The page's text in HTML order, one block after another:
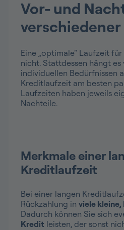
Vor- und
Eine „optimale“ Laufzeit
nicht. Stattdessen hängt es
individuellen Bedürfnissen
Kreditlaufzeit am besten
Laufzeiten haben jeweils
Nachteile.
Merkmale einer
Kreditlaufzeit
Bei einer langen
Rückzahlung in viele
Dadurch können Sie sich
Kredit leisten, der sonst